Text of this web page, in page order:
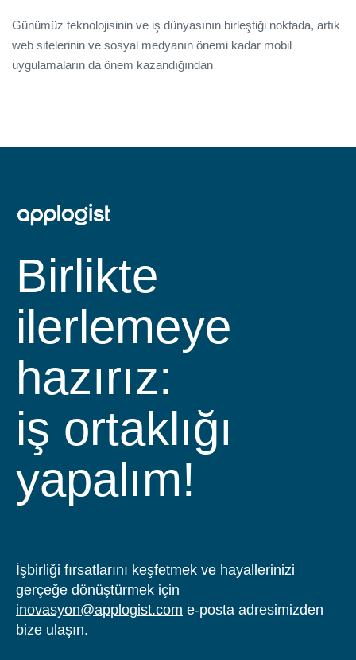
Günümüz teknolojisinin ve iş dünyasının birleştiği noktada, artık
web sitelerinin ve sosyal medyanın önemi kadar mobil
uygulamaların da önem kazandığından
Birlikte
ilerlemeye
hazırız:
iş ortaklığı
yapalım!
İşbirliği fırsatlarını keşfetmek ve hayallerinizi
gerçeğe dönüştürmek için
inovasyon@applogist.com e-posta adresimizden
bize ulaşın.